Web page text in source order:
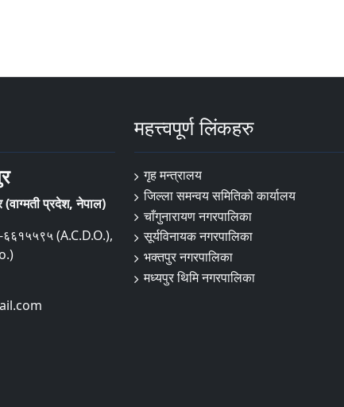
प्रदेश, नेपाल)
(A.C.D.O.),
महत्त्वपूर्ण लिंकहरु
गृह मन्त्रालय
जिल्ला समन्वय समितिको कार्यालय
चाँगुनारायण नगरपालिका
सूर्यविनायक नगरपालिका
भक्तपुर नगरपालिका
मध्यपुर थिमि नगरपालिका